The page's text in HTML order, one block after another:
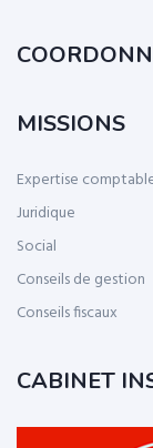
MISSIONS
Expertise
Juridique
Social
Conseils de gestion
Conseils fiscaux
CABINET